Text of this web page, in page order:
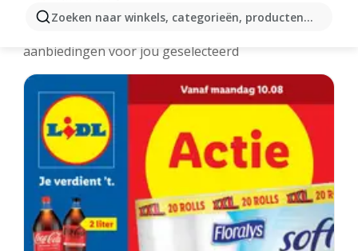
Zoeken naar winkels, categorieën, producten...
Venlo - Meest recente folders
aanbiedingen voor jou geselecteerd